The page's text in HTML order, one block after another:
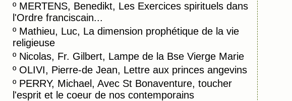
º MERTENS, Benedikt, Les Exercices spirituels dans
l'Ordre franciscain...
º Mathieu, Luc, La dimension prophétique de la vie
religieuse
º Nicolas, Fr. Gilbert, Lampe de la Bse Vierge Marie
º OLIVI, Pierre-de Jean, Lettre aux princes angevins
º PERRY, Michael, Avec St Bonaventure, toucher
l'esprit et le coeur de nos contemporains